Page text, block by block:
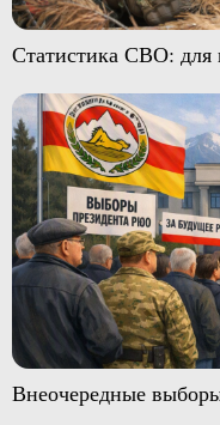
Статистика СВО: для
Внеочередные